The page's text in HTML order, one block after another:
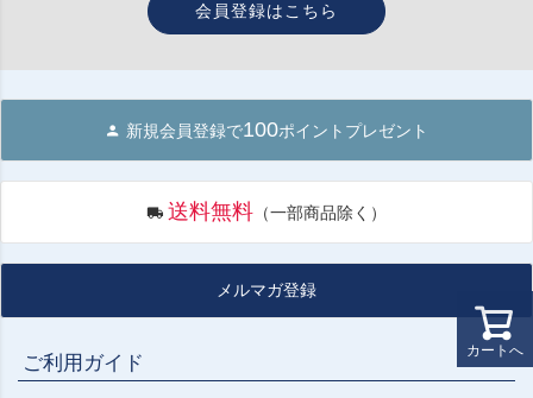
カートへ
会員登録はこちら
新規会員登録で100ポイントプレゼント
送料無料 （一部商品除く）
メルマガ登録
ご利用ガイド